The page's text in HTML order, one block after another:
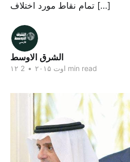
تمام نقاط مورد اختلاف […]
الشرق الاوسط
۱۲ اوت ۲۰۱۵ • 2 min read